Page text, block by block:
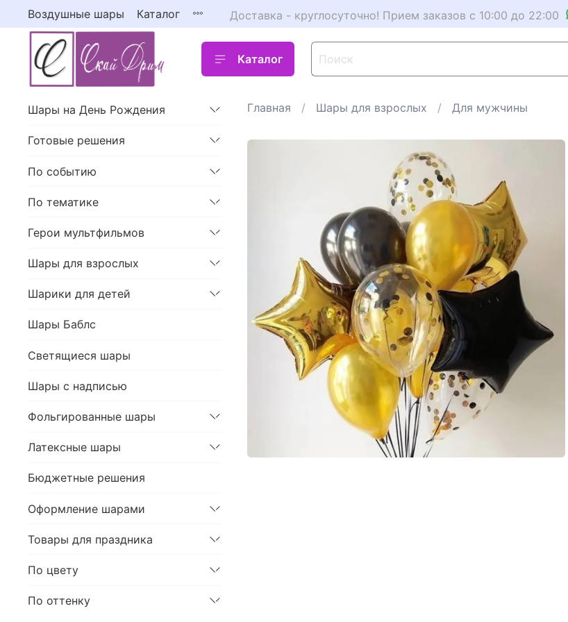
Воздушные шары Каталог Доставка - круглосуточно! Прием заказов с 10:00 до 22:00
Каталог
Главная Шары для взрослых Для мужчины
Шары на День Рождения
Готовые решения
По событию
По тематике
Герои мультфильмов
Шары для взрослых
Шарики для детей
Шары Баблс
Светящиеся шары
Шары с надписью
Фольгированные шары
Латексные шары
Бюджетные решения
Оформление шарами
Товары для праздника
По цвету
По оттенку